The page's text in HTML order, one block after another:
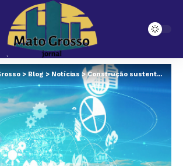
> Blog >Notícias>Construção sustentável: economia circular como chave para um futuro mais verde